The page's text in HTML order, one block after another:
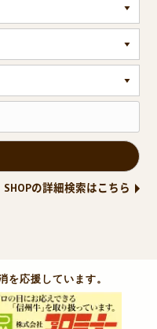
SHOPの詳細検索はこちら
を応援しています。